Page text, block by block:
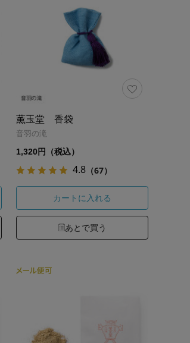
薫玉堂 香袋
音羽の滝
1,320円（税込）
4.8 （67）
カートに入れる
あとで買う